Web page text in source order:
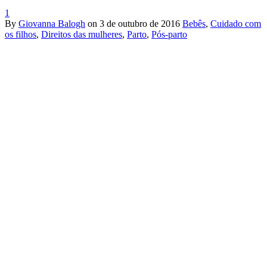
1
By Giovanna Balogh on 3 de outubro de 2016 Bebês, Cuidado com
os filhos, Direitos das mulheres, Parto, Pós-parto